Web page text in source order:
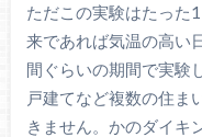
ただこの実験はたった
来であれば気温の高い
間ぐらいの期間で実験
戸建てなど複数の住ま
きません。かのダイキ